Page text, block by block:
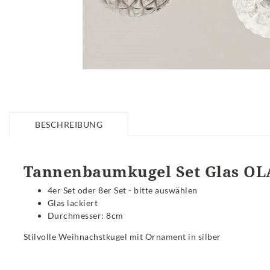
BESCHREIBUNG
Tannenbaumkugel Set Glas
4er Set oder 8er Set - bitte auswählen
Glas lackiert
Durchmesser: 8cm
Stilvolle Weihnachstkugel mit Ornament in silber